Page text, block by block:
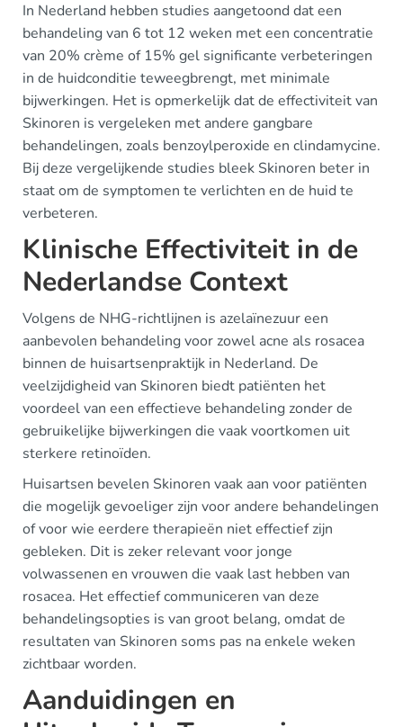
In Nederland hebben studies aangetoond dat een
behandeling van 6 tot 12 weken met een concentratie
van 20% crème of 15% gel significante verbeteringen
in de huidconditie teweegbrengt, met minimale
bijwerkingen. Het is opmerkelijk dat de effectiviteit van
Skinoren is vergeleken met andere gangbare
behandelingen, zoals benzoylperoxide en clindamycine.
Bij deze vergelijkende studies bleek Skinoren beter in
staat om de symptomen te verlichten en de huid te
verbeteren.
Klinische Effectiviteit in de
Nederlandse Context
Volgens de NHG-richtlijnen is azelaïnezuur een
aanbevolen behandeling voor zowel acne als rosacea
binnen de huisartsenpraktijk in Nederland. De
veelzijdigheid van Skinoren biedt patiënten het
voordeel van een effectieve behandeling zonder de
gebruikelijke bijwerkingen die vaak voortkomen uit
sterkere retinoïden.
Huisartsen bevelen Skinoren vaak aan voor patiënten
die mogelijk gevoeliger zijn voor andere behandelingen
of voor wie eerdere therapieën niet effectief zijn
gebleken. Dit is zeker relevant voor jonge
volwassenen en vrouwen die vaak last hebben van
rosacea. Het effectief communiceren van deze
behandelingsopties is van groot belang, omdat de
resultaten van Skinoren soms pas na enkele weken
zichtbaar worden.
Aanduidingen en